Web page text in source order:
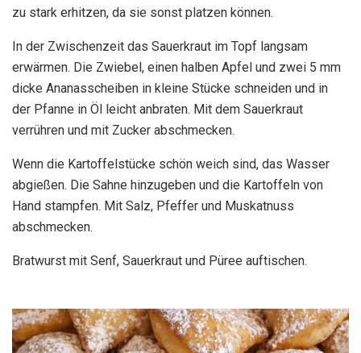
zu stark erhitzen, da sie sonst platzen können.
In der Zwischenzeit das Sauerkraut im Topf langsam
erwärmen. Die Zwiebel, einen halben Apfel und zwei 5 mm
dicke Ananasscheiben in kleine Stücke schneiden und in
der Pfanne in Öl leicht anbraten. Mit dem Sauerkraut
verrühren und mit Zucker abschmecken.
Wenn die Kartoffelstücke schön weich sind, das Wasser
abgießen. Die Sahne hinzugeben und die Kartoffeln von
Hand stampfen. Mit Salz, Pfeffer und Muskatnuss
abschmecken.
Bratwurst mit Senf, Sauerkraut und Püree auftischen.